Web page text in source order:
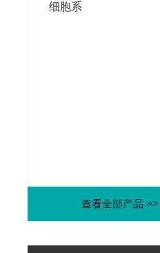
细胞系
查看全部产品 >>